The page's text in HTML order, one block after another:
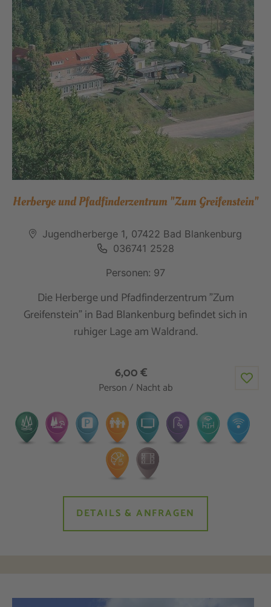
Herberge und Pfadfinderzentrum "Zum Greifenstein"
Jugendherberge 1, 07422 Bad Blankenburg
036741 2528
Personen: 97
Die Herberge und Pfadfinderzentrum "Zum
Greifenstein" in Bad Blankenburg befindet sich in
ruhiger Lage am Waldrand.
6,00 €
Person / Nacht ab
DETAILS & ANFRAGEN